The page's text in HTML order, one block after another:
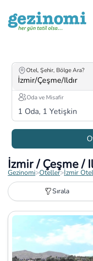
Otel, Şehir, Bölge Ara?
Oda ve Misafir
1 Oda, 1 Yetişkin
İzmir / Çeşme /
Gezinomi>Oteller>İzmir
Sırala